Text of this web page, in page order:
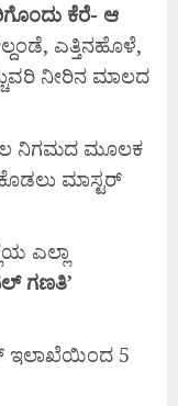
ಕೆರೆ- ಆ
ಎತ್ತಿನಹೊಳೆ,
ನೀರಿನ ಮಾಲದ
ಜಲ ನಿಗಮದ ಮೂಲಕ
ಮಾಸ್ಟರ್
ಎಲ್ಲಾ
ಗಣತಿ’
5